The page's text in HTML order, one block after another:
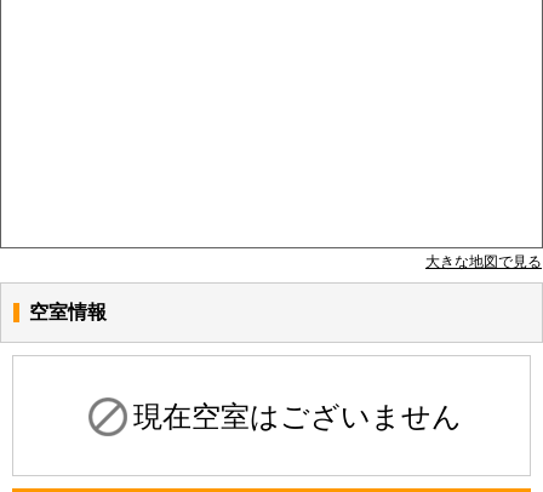
大きな地図で見る
空室情報
現在空室はございません